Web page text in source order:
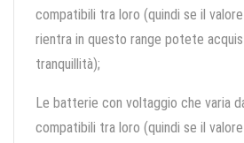
compatibili tra loro (quindi se il
rientra in questo range potete
tranquillità);
Le batterie con voltaggio che varia
compatibili tra loro (quindi se il